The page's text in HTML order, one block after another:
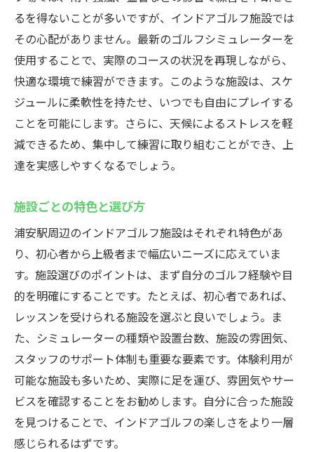
施設内の設備とその活用法
初心者専用のプログラムの紹介
ウテミルでの初めてのゴルフ体験談
レンタル用品の充実さと便利さ
施設スタッフによるサポート内容
ウテミルでの練習時間の有効活用法
リアルなゴルフ練習ができる浦安駅のインドア
リアルな打球感を体験できる設備
練習環境の整った打席の紹介
パッティンググリーンでの実践練習法
インドア施設ならではのトレーニングメリ
ット
ゴルフスキルを高めるための環境づくり
施設利用者の声とその満足度
インドアゴルフの料金と選び方浦安駅周辺のお
すすめスポット
料金プランごとの特徴を比較
施設選びのポイントと注意点
るを得ないことが多いですが、インドアゴルフ施設では
その心配がありません。最新のゴルフシミュレーターを
使用することで、実際のコースの状況を再現しながら、
快適な環境で練習ができます。このような施設は、スケ
ジュールに柔軟性を持たせ、いつでも自由にプレイする
ことを可能にします。さらに、天候によるストレスを軽
減できるため、集中して練習に取り組むことができ、上
達を実感しやすくなるでしょう。
施設ごとの特色と選び方
浦安駅周辺のインドアゴルフ施設はそれぞれ特色があ
り、初心者から上級者まで幅広いニーズに応えていま
す。施設選びのポイントは、まず自分のゴルフ経験や目
的を明確にすることです。たとえば、初心者であれば、
レッスンを受けられる施設を選ぶと良いでしょう。ま
た、シミュレーターの種類や設置台数、施設の雰囲気、
スタッフのサポート体制も重要な要素です。体験利用が
可能な施設も多いため、実際に足を運び、雰囲気やサー
ビスを確認することをお勧めします。自分に合った施設
を見つけることで、インドアゴルフの楽しさをより一層
感じられるはずです。